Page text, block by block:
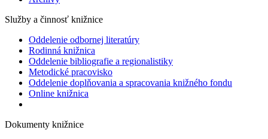
Služby a činnosť knižnice
Oddelenie odbornej literatúry
Rodinná knižnica
Oddelenie bibliografie a regionalistiky
Metodické pracovisko
Oddelenie doplňovania a spracovania knižného fondu
Online knižnica
Dokumenty knižnice